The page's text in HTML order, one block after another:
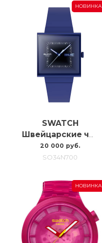
НОВИНКА
SWATCH
Швейцарские часы Swatch Squarely Blacklight SO34N700
20 000 руб.
SO34N700
НОВИНКА